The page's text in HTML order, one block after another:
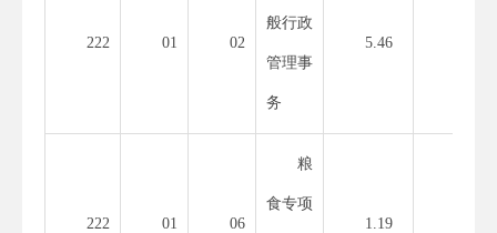
222 01 02
般行政
管理事
务
5.46
222 01 06
粮
食专项
1.19